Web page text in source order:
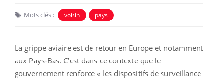
Mots clés : voisin pays
La grippe aviaire est de retour en Europe et notamment
aux Pays-Bas. C’est dans ce contexte que le
gouvernement renforce « les dispositifs de surveillance